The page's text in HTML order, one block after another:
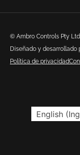
© Ambro Controls Pty
Diseñado y desarrollado
Política de privacidad
English(